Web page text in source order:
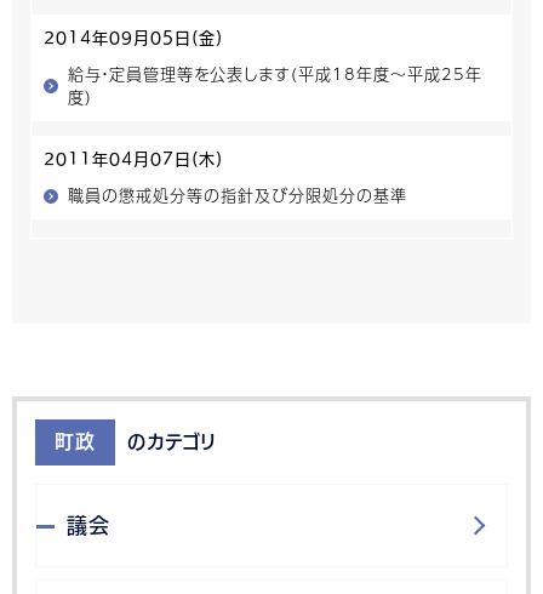
2014年09月05日(金)
給与・定員管理等を公表します(平成18年度～平成25年
度)
2011年04月07日(木)
職員の懲戒処分等の指針及び分限処分の基準
町政 のカテゴリ
議会